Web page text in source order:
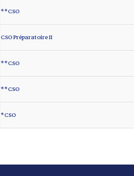
CSO**
CSO Préparatoire II
CSO**
CSO**
CSO*